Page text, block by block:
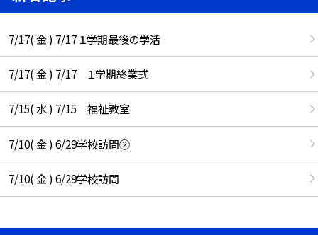
7/17( 金 ) 7/17 １学期最後の学活
7/17( 金 ) 7/17 １学期終業式
7/15( 水 ) 7/15 福祉教室
7/10( 金 ) 6/29学校訪問②
7/10( 金 ) 6/29学校訪問